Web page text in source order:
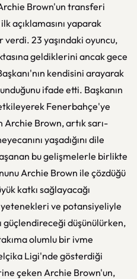
Brown'un transferi
açıklamasını yaparak
23 yaşındaki oyuncu,
geldiklerini ancak gece
kendisini arayarak
ifade etti. Başkanın
Fenerbahçe'ye
Archie Brown, artık sarı-
yaşadığını dile
bu gelişmelerle birlikte
Archie Brown ile çözdüğü
katkı sağlayacağı
ve potansiyeliyle
güçlendireceği düşünülürken,
olumlu bir ivme
Ligi'nde gösterdiği
çeken Archie Brown'un,